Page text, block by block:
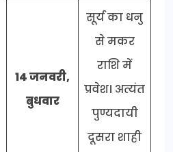
14 जनवरी,
बुधवार
सूर्य का धनु
से मकर
राशि में
प्रवेश। अत्यंत
पुण्यदायी
दूसरा शाही